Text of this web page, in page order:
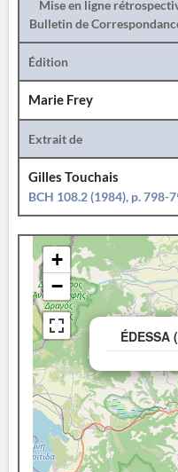
Mise en ligne
Bulletin de
Édition
Marie Frey
Extrait de
Gilles Touchais
BCH 108.2 (1984), p. 798-
ÉDESSA
+
−